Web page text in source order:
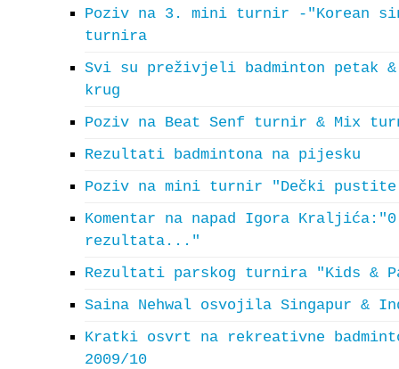
Poziv na 3. mini turnir -"Korean
turnira
Svi su preživjeli badminton petak
krug
Poziv na Beat Senf turnir & Mix
Rezultati badmintona na pijesku
Poziv na mini turnir "Dečki
Komentar na napad Igora Kraljića:"0
rezultata..."
Rezultati parskog turnira "Kids &
Saina Nehwal osvojila Singapur &
Kratki osvrt na rekreativne
2009/10